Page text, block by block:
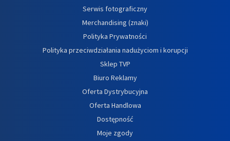
Serwis fotograficzny
Merchandising (znaki)
Polityka Prywatności
Polityka przeciwdziałania nadużyciom i korupcji
Sklep TVP
Biuro Reklamy
Oferta Dystrybucyjna
Oferta Handlowa
Dostępność
Moje zgody